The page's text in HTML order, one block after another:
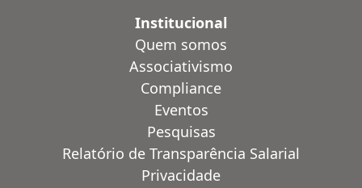
Institucional
Quem somos
Associativismo
Compliance
Eventos
Pesquisas
Relatório de Transparência Salarial
Privacidade